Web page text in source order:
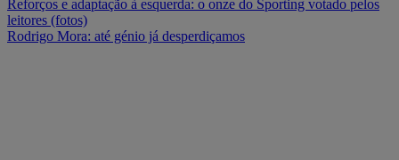
Reforços e adaptação à esquerda: o onze do Sporting votado pelos
leitores (fotos)
Rodrigo Mora: até génio já desperdiçamos